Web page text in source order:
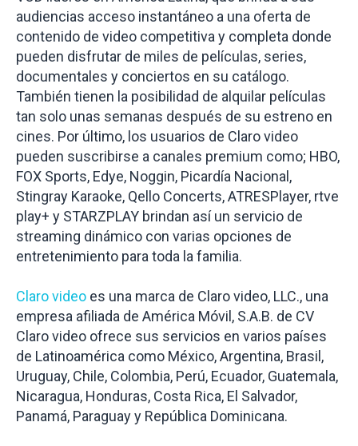
audiencias acceso instantáneo a una oferta de
contenido de video competitiva y completa donde
pueden disfrutar de miles de películas, series,
documentales y conciertos en su catálogo.
También tienen la posibilidad de alquilar películas
tan solo unas semanas después de su estreno en
cines. Por último, los usuarios de Claro video
pueden suscribirse a canales premium como; HBO,
FOX Sports, Edye, Noggin, Picardía Nacional,
Stingray Karaoke, Qello Concerts, ATRESPlayer, rtve
play+ y STARZPLAY brindan así un servicio de
streaming dinámico con varias opciones de
entretenimiento para toda la familia.
Claro video es una marca de Claro video, LLC., una
empresa afiliada de América Móvil, S.A.B. de CV
Claro video ofrece sus servicios en varios países
de Latinoamérica como México, Argentina, Brasil,
Uruguay, Chile, Colombia, Perú, Ecuador, Guatemala,
Nicaragua, Honduras, Costa Rica, El Salvador,
Panamá, Paraguay y República Dominicana.